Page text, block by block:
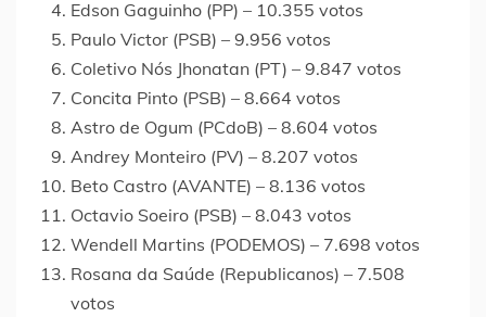
Edson Gaguinho (PP) – 10.355 votos
Paulo Victor (PSB) – 9.956 votos
Coletivo Nós Jhonatan (PT) – 9.847 votos
Concita Pinto (PSB) – 8.664 votos
Astro de Ogum (PCdoB) – 8.604 votos
Andrey Monteiro (PV) – 8.207 votos
Beto Castro (AVANTE) – 8.136 votos
Octavio Soeiro (PSB) – 8.043 votos
Wendell Martins (PODEMOS) – 7.698 votos
Rosana da Saúde (Republicanos) – 7.508
votos